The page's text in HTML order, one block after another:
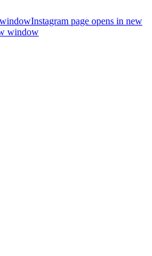
Instagram page opens in new
window